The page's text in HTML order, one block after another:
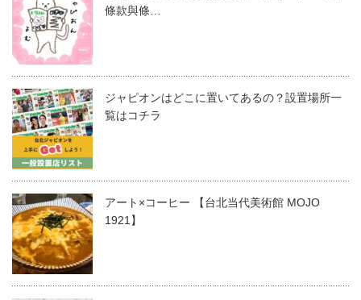
條款與條…
ジャピオンはどこに置いてあるの？設置場所一
覧はコチラ
アート×コーヒー 【台北当代美術館 MOJO
1921】